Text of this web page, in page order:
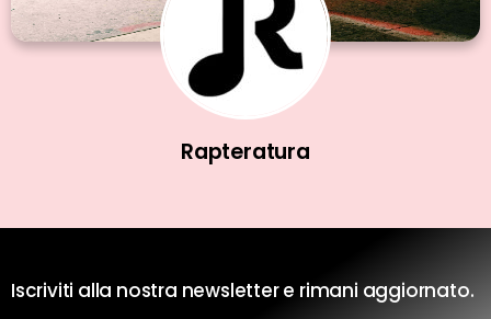
Rapteratura
Iscriviti alla nostra newsletter e rimani aggiornato.